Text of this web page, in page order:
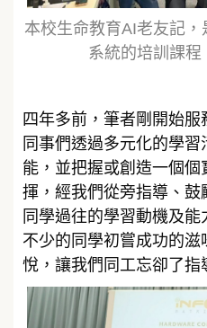
本校生命教育AI老友記
系統的培訓課程
四年多前，筆者剛開始
同事們透過多元化的學
能，並把握或創造一個
揮，經我們從旁指導、
同學過往的學習動機及
不少的同學初嘗成功的
悅，讓我們同工忘卻了指